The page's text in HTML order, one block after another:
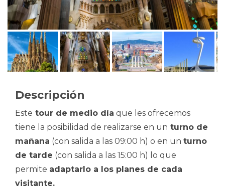
Descripción
Este tour de medio día que les ofrecemos
tiene la posibilidad de realizarse en un turno de
mañana (con salida a las 09:00 h) o en un turno
de tarde (con salida a las 15:00 h) lo que
permite adaptarlo a los planes de cada
visitante.